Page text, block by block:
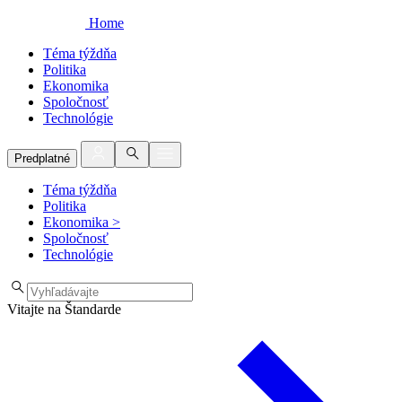
Home
Téma týždňa
Politika
Ekonomika
Spoločnosť
Technológie
Predplatné
Téma týždňa
Politika
Ekonomika >
Spoločnosť
Technológie
Vitajte na Štandarde